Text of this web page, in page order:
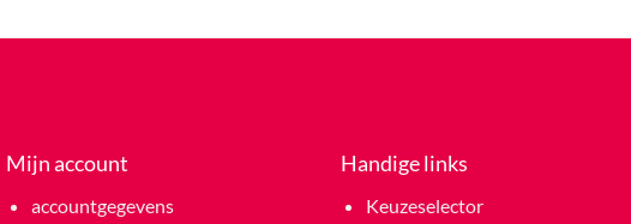
Mijn account
accountgegevens
Handige links
Keuzeselector